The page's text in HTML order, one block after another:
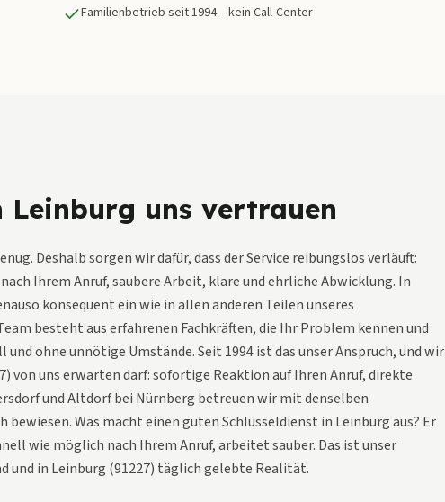
Familienbetrieb seit 1994 – kein Call-Center
Leinburg uns vertrauen
Deshalb sorgen wir dafür, dass der Service reibungslos verläuft:
Ihrem Anruf, saubere Arbeit, klare und ehrliche Abwicklung. In
konsequent ein wie in allen anderen Teilen unseres
besteht aus erfahrenen Fachkräften, die Ihr Problem kennen und
ohne unnötige Umstände. Seit 1994 ist das unser Anspruch, und wir
von uns erwarten darf: sofortige Reaktion auf Ihren Anruf, direkte
und Altdorf bei Nürnberg betreuen wir mit denselben
Was macht einen guten Schlüsseldienst in Leinburg aus? Er
wie möglich nach Ihrem Anruf, arbeitet sauber. Das ist unser
und in Leinburg (91227) täglich gelebte Realität.